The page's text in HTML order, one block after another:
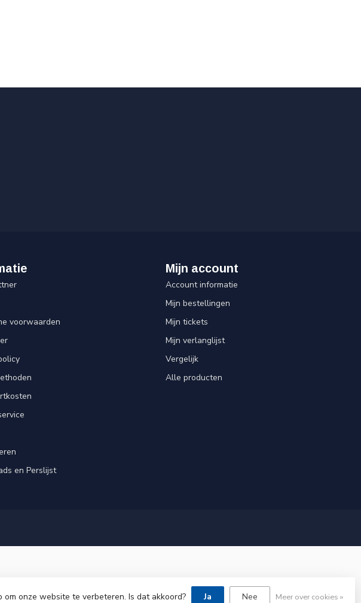
voorwaarden
en Perslijst
Mijn account
Account informatie
Mijn bestellingen
Mijn tickets
Mijn verlanglijst
Vergelijk
Alle producten
om onze website te verbeteren. Is dat akkoord? Ja Nee Meer over cookies »